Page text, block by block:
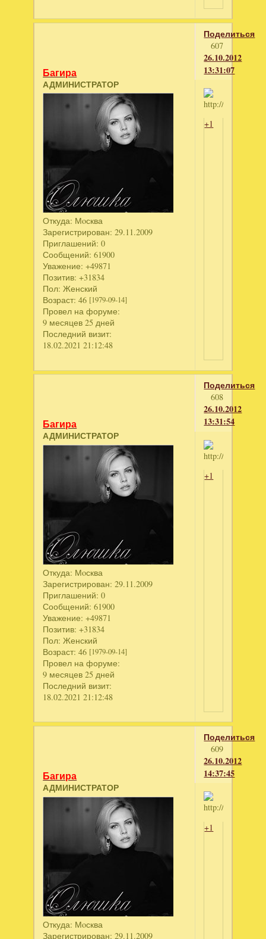
Поделиться
607
26.10.2012
13:31:07
Багира
АДМИНИСТРАТОР
Откуда: Мoсква
Зарегистрирован: 29.11.2009
Приглашений: 0
Сообщений: 61900
Уважение: +49871
Позитив: +31834
Пол: Женский
Возраст: 46 [1979-09-14]
Провел на форуме:
9 месяцев 25 дней
Последний визит:
18.02.2021 21:12:48
+1
Поделиться
608
26.10.2012
13:31:54
Багира
АДМИНИСТРАТОР
Откуда: Мoсква
Зарегистрирован: 29.11.2009
Приглашений: 0
Сообщений: 61900
Уважение: +49871
Позитив: +31834
Пол: Женский
Возраст: 46 [1979-09-14]
Провел на форуме:
9 месяцев 25 дней
Последний визит:
18.02.2021 21:12:48
+1
Поделиться
609
26.10.2012
14:37:45
Багира
АДМИНИСТРАТОР
Откуда: Мoсква
Зарегистрирован: 29.11.2009
+1